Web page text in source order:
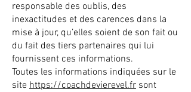
responsable des oublis, des
inexactitudes et des carences dans la
mise à jour, qu’elles soient de son fait ou
du fait des tiers partenaires qui lui
fournissent ces informations.
Toutes les informations indiquées sur le
site https://coachdevierevel.fr sont